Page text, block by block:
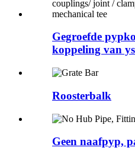
Gegroefde
koppeling van
Roosterbalk
Geen naafpyp,